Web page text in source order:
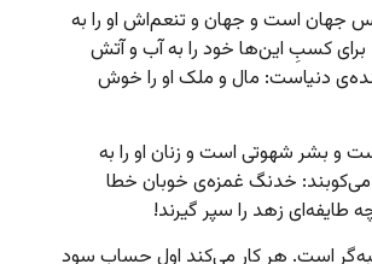
جهان است و جهان و تنعم‌اش او را به
کسبِ این‌ها خود را به آب و آتش
دنیاست: مال و ملک او را خوش
و بشر شهوتی است و زنان او را به
می‌کوبند: خدنگ غمزه‌ی خوبان خطا
طایفه‌ای زهد را سپر گیرند!
است. هر کار می‌کند اول حساب سود